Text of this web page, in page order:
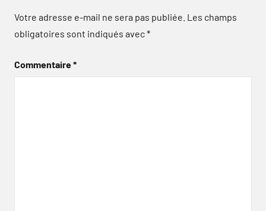
Votre adresse e-mail ne sera pas publiée. Les champs
obligatoires sont indiqués avec*
Commentaire*